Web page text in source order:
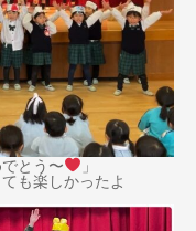
とう〜
」
も楽しかったよ